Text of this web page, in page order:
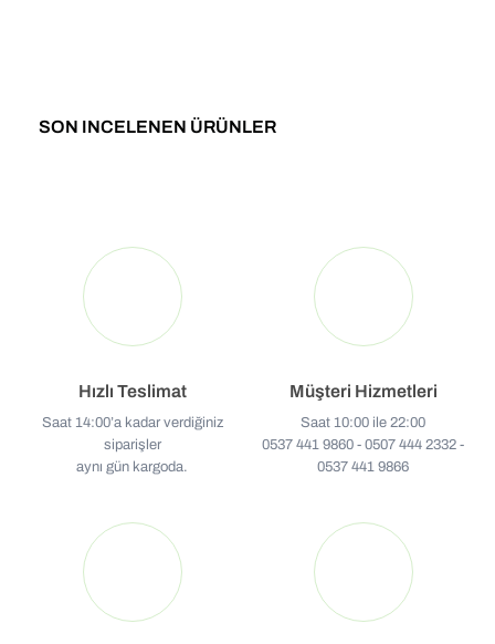
SON INCELENEN ÜRÜNLER
Hızlı Teslimat
Saat 14:00’a kadar verdiğiniz
siparişler
aynı gün kargoda.
Müşteri Hizmetleri
Saat 10:00 ile 22:00
0537 441 9860 - 0507 444 2332 -
0537 441 9866